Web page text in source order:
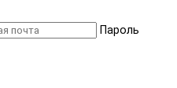
Пароль